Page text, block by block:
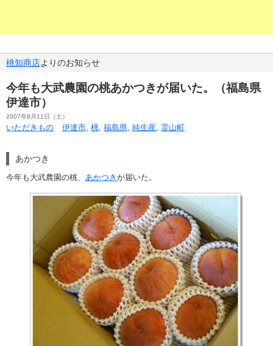
桃知商店よりのお知らせ
今年も大武農園の桃あかつきが届いた。（福島県
伊達市）
2007年8月11日（土）
いただきもの 伊達市, 桃, 福島県, 純生産, 霊山町
あかつき
今年も大武農園の桃、 あかつき が届いた。